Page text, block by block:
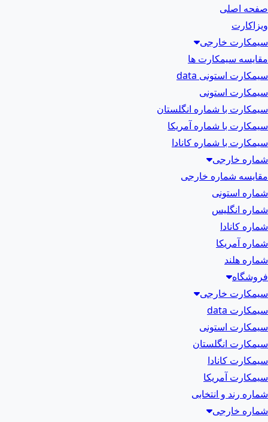
صفحه اصلی
ویزاکارت
سیمکارت خارجی
مقایسه سیمکارت ها
سیمکارت استونی data
سیمکارت استونی
سیمکارت با شماره انگلستان
سیمکارت با شماره آمریکا
سیمکارت با شماره کانادا
شماره خارجی
مقایسه شماره خارجی
شماره استونی
شماره انگلیس
شماره کانادا
شماره آمریکا
شماره هلند
فروشگاه
سیمکارت خارجی
سیمکارت data
سیمکارت استونی
سیمکارت انگلستان
سیمکارت کانادا
سیمکارت آمریکا
شماره رند و انتخابی
شماره خارجی